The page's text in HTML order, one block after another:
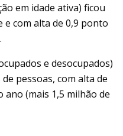
em idade ativa) ficou
e com alta de 0,9 ponto
e desocupados)
pessoas, com alta de
ano (mais 1,5 milhão de